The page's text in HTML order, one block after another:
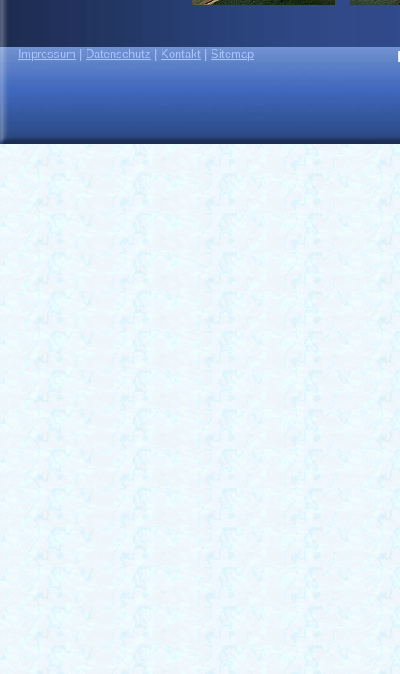
Impressum Datenschutz Kontakt Sitemap